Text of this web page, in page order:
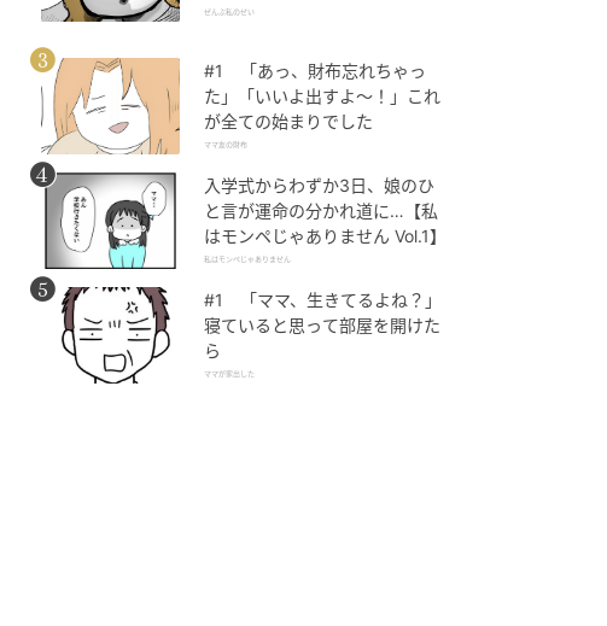
ぜんぶ私のせい
#1 「あっ、財布忘れちゃっ
た」「いいよ出すよ〜！」これ
が全ての始まりでした
ママ友の財布
入学式からわずか3日、娘のひ
と言が運命の分かれ道に…【私
はモンペじゃありません Vol.1】
私はモンペじゃありません
#1 「ママ、生きてるよね？」
寝ていると思って部屋を開けた
ら
ママが家出した